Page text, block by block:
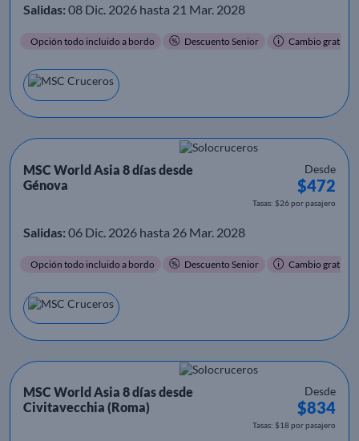
Salidas: 08 Dic. 2026 hasta 21 Mar. 2028
Opción todo incluido a bordo Descuento Senior Cambio gratis
MSC World Asia 8 días desde
Génova
Desde
$472
Tasas: $26 por pasajero
Salidas: 06 Dic. 2026 hasta 26 Mar. 2028
Opción todo incluido a bordo Descuento Senior Cambio gratis
MSC World Asia 8 días desde
Civitavecchia (Roma)
Desde
$834
Tasas: $18 por pasajero